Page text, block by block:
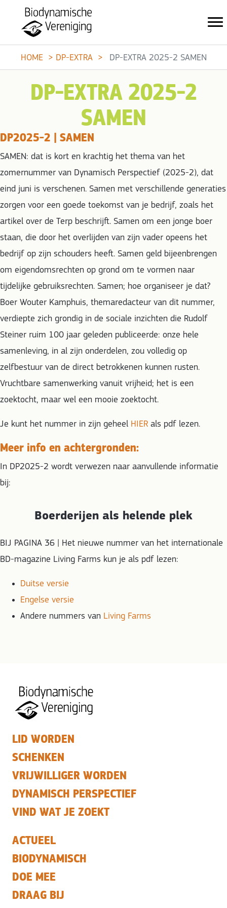
HOME DP-EXTRA DP-EXTRA 2025-2 SAMEN
DP-EXTRA 2025-2
SAMEN
DP2025-2 | SAMEN
SAMEN: dat is kort en krachtig het thema van het
zomernummer van Dynamisch Perspectief (2025-2), dat
eind juni is verschenen. Samen met verschillende generaties
zorgen voor een goede toekomst van je bedrijf, zoals het
artikel over de Terp beschrijft. Samen om een jonge boer
staan, die door het overlijden van zijn vader opeens het
bedrijf op zijn schouders heeft. Samen geld bijeenbrengen
om eigendomsrechten op grond om te vormen naar
tijdelijke gebruiksrechten. Samen; hoe organiseer je dat?
Boer Wouter Kamphuis, themaredacteur van dit nummer,
verdiepte zich grondig in de sociale inzichten die Rudolf
Steiner ruim 100 jaar geleden publiceerde: onze hele
samenleving, in al zijn onderdelen, zou volledig op
zelfbestuur van de direct betrokkenen kunnen rusten.
Vruchtbare samenwerking vanuit vrijheid; het is een
zoektocht, maar wel een mooie zoektocht.
Je kunt het nummer in zijn geheel HIER als pdf lezen.
Meer info en achtergronden:
In DP2025-2 wordt verwezen naar aanvullende informatie
bij:
Boerderijen als helende plek
BIJ PAGINA 36 | Het nieuwe nummer van het internationale
BD-magazine Living Farms kun je als pdf lezen:
Duitse versie
Engelse versie
Andere nummers van Living Farms
LID WORDEN
SCHENKEN
VRIJWILLIGER WORDEN
DYNAMISCH PERSPECTIEF
VIND WAT JE ZOEKT
ACTUEEL
BIODYNAMISCH
DOE MEE
DRAAG BIJ